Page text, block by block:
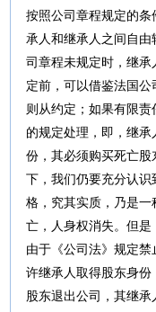
按照公司章程规定的
承人和继承人之间自
司章程未规定时，继
定前，可以借鉴法国
则从约定；如果有限
的规定处理，即，继
份，其必须购买死亡
下，我们仍要充分认
格，究其实质，乃是
亡，人身权消失。但
由于《公司法》规定
许继承人取得股东身
股东退出公司，其继